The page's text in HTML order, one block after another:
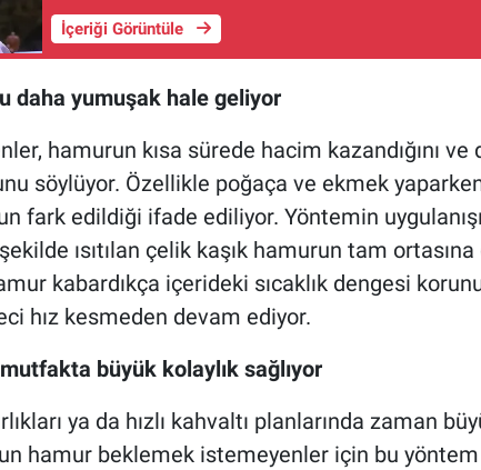
İçeriği Görüntüle
daha yumuşak hale geliyor
hamurun kısa sürede hacim kazandığını
söylüyor. Özellikle poğaça ve ekmek
fark edildiği ifade ediliyor. Yöntemin
ısıtılan çelik kaşık hamurun tam
kabardıkça içerideki sıcaklık dengesi
hız kesmeden devam ediyor.
mutfakta büyük kolaylık sağlıyor
ya da hızlı kahvaltı planlarında zaman
hamur beklemek istemeyenler için bu